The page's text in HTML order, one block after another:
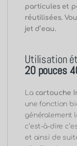
particules et
réutilisées.
jet d’eau.
Utilisation
20 pouces
La cartouche
une fonction
généralement
c‘est-à-dire c
et ainsi de